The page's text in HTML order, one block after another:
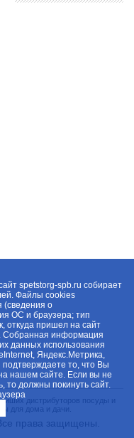
дистрибуторов посуды и
для дома и дачи.
права защищены.
spetstorg-spb.ru собирает
Файлы cookies
(сведения о
ОС и браузера; тип
откуда пришел на сайт
Собранная информация
данных использования
Яндекс.Метрика,
то, что Вы
нашем сайте. Если вы не
то должны покинуть сайт.